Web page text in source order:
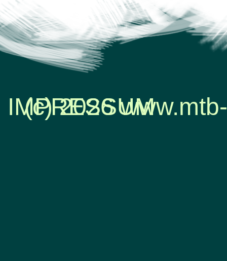
IMPRESSUM
(c) 2026